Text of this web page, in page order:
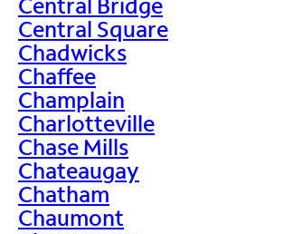
Central Square
Chadwicks
Chaffee
Champlain
Charlotteville
Chase Mills
Chateaugay
Chatham
Chaumont